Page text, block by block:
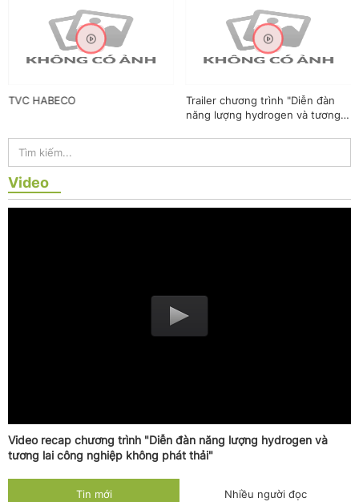
TVC HABECO
Trailer chương trình "Diễn đàn
năng lượng hydrogen và tương
Video
Video recap chương trình "Diễn đàn năng lượng hydrogen và
tương lai công nghiệp không phát thải"
Tin mới Nhiều người đọc